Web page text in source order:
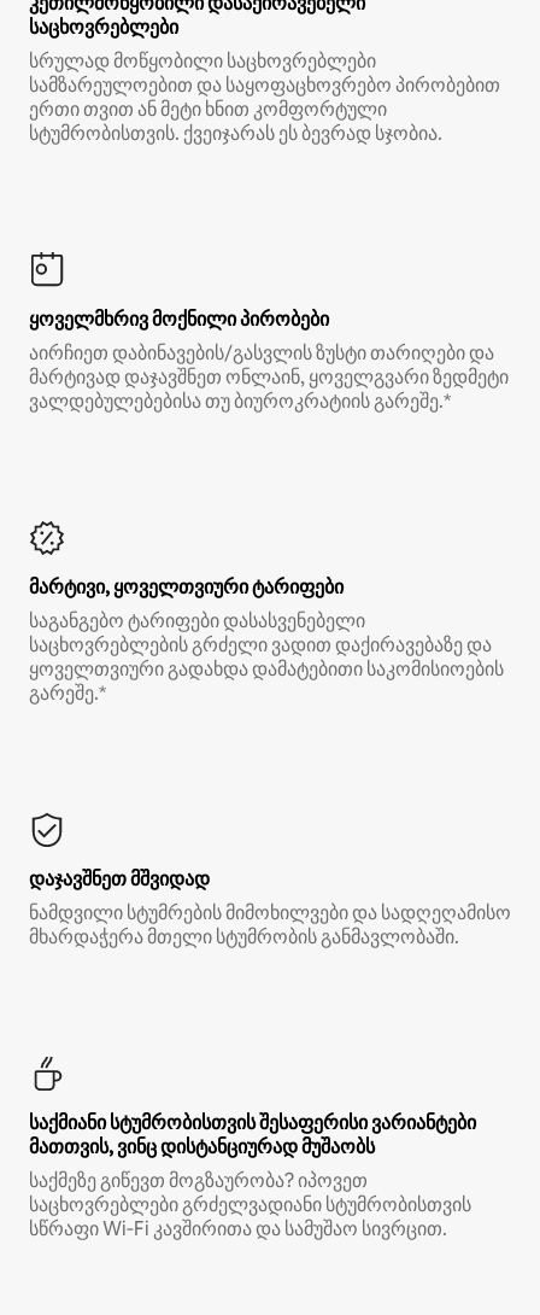
საცხოვრებლები
სრულად მოწყობილი საცხოვრებლები
სამზარეულოებით და საყოფაცხოვრებო პირობებით
ერთი თვით ან მეტი ხნით კომფორტული
სტუმრობისთვის. ქვეიჯარას ეს ბევრად სჯობია.
ყოველმხრივ მოქნილი პირობები
აირჩიეთ დაბინავების/გასვლის ზუსტი თარიღები და
მარტივად დაჯავშნეთ ონლაინ, ყოველგვარი ზედმეტი
ვალდებულებებისა თუ ბიუროკრატიის გარეშე.*
მარტივი, ყოველთვიური ტარიფები
საგანგებო ტარიფები დასასვენებელი
საცხოვრებლების გრძელი ვადით დაქირავებაზე და
ყოველთვიური გადახდა დამატებითი საკომისიოების
გარეშე.*
დაჯავშნეთ მშვიდად
ნამდვილი სტუმრების მიმოხილვები და სადღეღამისო
მხარდაჭერა მთელი სტუმრობის განმავლობაში.
საქმიანი სტუმრობისთვის შესაფერისი ვარიანტები
მათთვის, ვინც დისტანციურად მუშაობს
საქმეზე გიწევთ მოგზაურობა? იპოვეთ
საცხოვრებლები გრძელვადიანი სტუმრობისთვის
სწრაფი Wi‑Fi კავშირითა და სამუშაო სივრცით.